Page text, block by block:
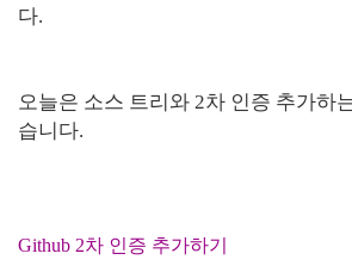
다.
오늘은 소스 트리와 2차 인증 추가하
습니다.
Github 2차 인증 추가하기